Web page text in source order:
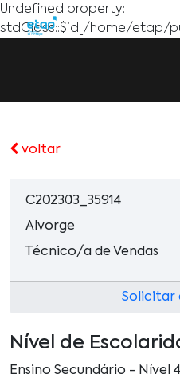
Undefined property:
stdClass::$id[/home/etap/
voltar
C202303_35914
Alvorge
Técnico/a de Vendas
Solicitar
Nível de
Ensino Secundário - Nível 4